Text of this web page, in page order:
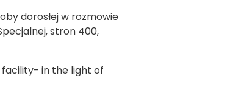
dorosłej w rozmowie
stron 400,
facility- in the light of